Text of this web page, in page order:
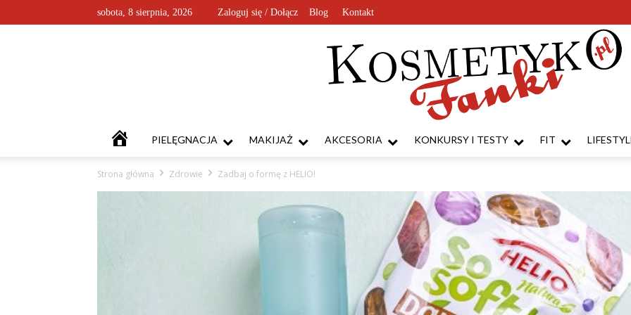
sobota, 8 sierpnia, 2026 Zaloguj się / Dołącz Blog Kontakt
KOSMETYKOFANKI
PIELĘGNACJA MAKIJAŻ AKCESORIA KONKURSY I TESTY FIT
Strona główna Zdrowie Zadbaj o formę z HELIO!